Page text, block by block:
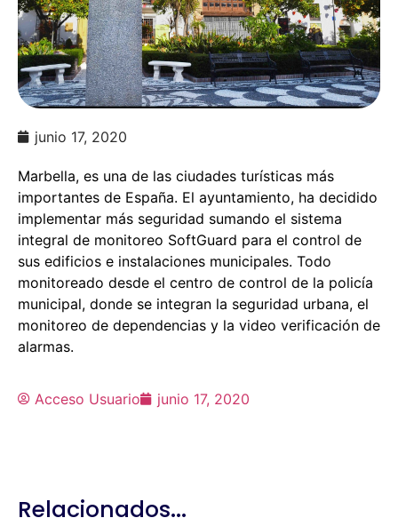
junio 17, 2020
Marbella, es una de las ciudades turísticas más
importantes de España. El ayuntamiento, ha decidido
implementar más seguridad sumando el sistema
integral de monitoreo SoftGuard para el control de
sus edificios e instalaciones municipales. Todo
monitoreado desde el centro de control de la policía
municipal, donde se integran la seguridad urbana, el
monitoreo de dependencias y la video verificación de
alarmas.
Acceso Usuario junio 17, 2020
Relacionados...